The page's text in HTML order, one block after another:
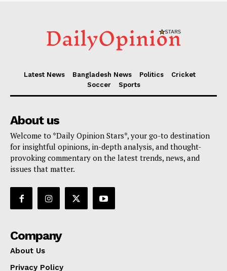
Latest News Bangladesh News Politics
Cricket
Soccer
Sports
About us
Welcome to *Daily Opinion Stars*, your go-to destination
for insightful opinions, in-depth analysis, and thought-
provoking commentary on the latest trends, news, and
issues that matter.
Company
About Us
Privacy Policy